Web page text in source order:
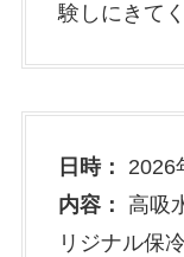
験しにきて
日時：
2026
内容：
高吸
リジナル保